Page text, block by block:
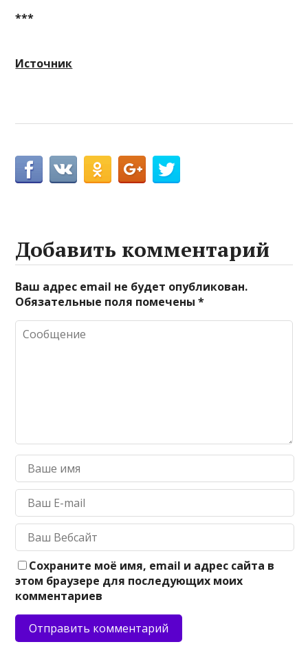
***
Источник
Добавить комментарий
Ваш адрес email не будет опубликован.
Обязательные поля помечены*
Сохраните моё имя, email и адрес сайта в
этом браузере для последующих моих
комментариев